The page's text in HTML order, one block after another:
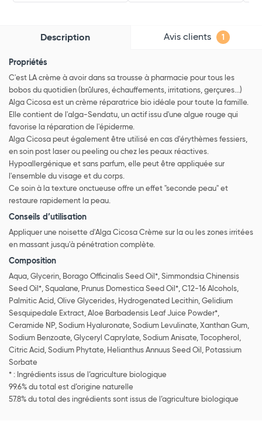
Description Avis clients 1
Propriétés
C'est LA crème à avoir dans sa trousse à pharmacie pour tous les
bobos du quotidien (brûlures, échauffements, irritations, gerçures...)
Alga Cicosa est un crème réparatrice bio idéale pour toute la famille.
Elle contient de l'alga-Sendatu, un actif issu d'une algue rouge qui
favorise la réparation de l'épiderme.
Alga Cicosa peut également être utilisé en cas d'érythèmes fessiers,
en soin post laser ou peeling ou chez les peaux réactives.
Hypoallergénique et sans parfum, elle peut être appliquée sur
l'ensemble du visage et du corps.
Ce soin à la texture onctueuse offre un effet "seconde peau" et
restaure rapidement la peau.
Conseils d’utilisation
Appliquer une noisette d'Alga Cicosa Crème sur la ou les zones irritées
en massant jusqu'à pénétration complète.
Composition
Aqua, Glycerin, Borago Officinalis Seed Oil*, Simmondsia Chinensis
Seed Oil*, Squalane, Prunus Domestica Seed Oil*, C12-16 Alcohols,
Palmitic Acid, Olive Glycerides, Hydrogenated Lecithin, Gelidium
Sesquipedale Extract, Aloe Barbadensis Leaf Juice Powder*,
Ceramide NP, Sodium Hyaluronate, Sodium Levulinate, Xanthan Gum,
Sodium Benzoate, Glyceryl Caprylate, Sodium Anisate, Tocopherol,
Citric Acid, Sodium Phytate, Helianthus Annuus Seed Oil, Potassium
Sorbate
* : Ingrédients issus de l’agriculture biologique
99.6% du total est d’origine naturelle
57.8% du total des ingrédients sont issus de l’agriculture biologique